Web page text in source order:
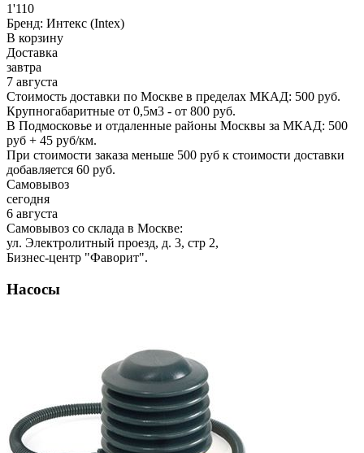
1'110
Бренд: Интекс (Intex)
В корзину
Доставка
завтра
7 августа
Стоимость доставки по Москве в пределах МКАД: 500 руб.
Крупногабаритные от 0,5м3 - от 800 руб.
В Подмосковье и отдаленные районы Москвы за МКАД: 500
руб + 45 руб/км.
При стоимости заказа меньше 500 руб к стоимости доставки
добавляется 60 руб.
Самовывоз
сегодня
6 августа
Самовывоз со склада в Москве:
ул. Электролитный проезд, д. 3, стр 2,
Бизнес-центр "Фаворит".
Насосы